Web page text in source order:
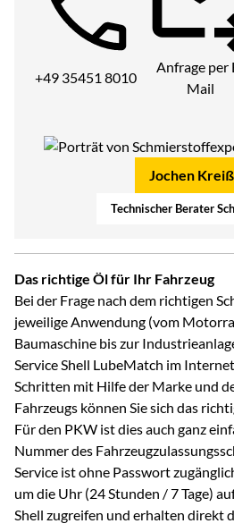
Telefon:
+49 35451 8010
Anfrage per
Mail
Jochen
Technischer Berater
Das richtige Öl für Ihr Fahrzeug
Bei der Frage nach dem richtigen
jeweilige Anwendung (vom
Baumaschine bis zur
Service Shell LubeMatch im
Schritten mit Hilfe der Marke und
Fahrzeugs können Sie sich das
Für den PKW ist dies auch ganz
Nummer des
Service ist ohne Passwort
um die Uhr (24 Stunden / 7 Tage)
Shell zugreifen und erhalten direkt